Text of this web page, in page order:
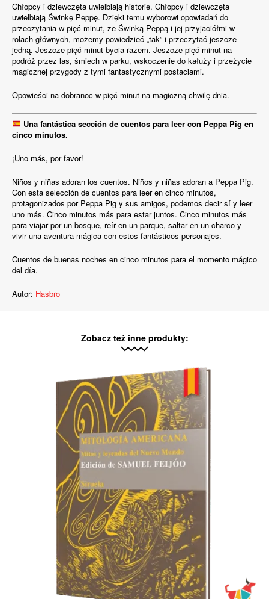
Chłopcy i dziewczęta uwielbiają historie. Chłopcy i dziewczęta
uwielbiają Świnkę Peppę. Dzięki temu wyborowi opowiadań do
przeczytania w pięć minut, ze Świnką Peppą i jej przyjaciółmi w
rolach głównych, możemy powiedzieć „tak” i przeczytać jeszcze
jedną. Jeszcze pięć minut bycia razem. Jeszcze pięć minut na
podróż przez las, śmiech w parku, wskoczenie do kałuży i przeżycie
magicznej przygody z tymi fantastycznymi postaciami.
Opowieści na dobranoc w pięć minut na magiczną chwilę dnia.
Una fantástica sección de cuentos para leer con Peppa Pig en
cinco minutos.
¡Uno más, por favor!
Niños y niñas adoran los cuentos. Niños y niñas adoran a Peppa Pig.
Con esta selección de cuentos para leer en cinco minutos,
protagonizados por Peppa Pig y sus amigos, podemos decir sí y leer
uno más. Cinco minutos más para estar juntos. Cinco minutos más
para viajar por un bosque, reír en un parque, saltar en un charco y
vivir una aventura mágica con estos fantásticos personajes.
Cuentos de buenas noches en cinco minutos para el momento mágico
del día.
Autor: Hasbro
Zobacz też inne produkty: